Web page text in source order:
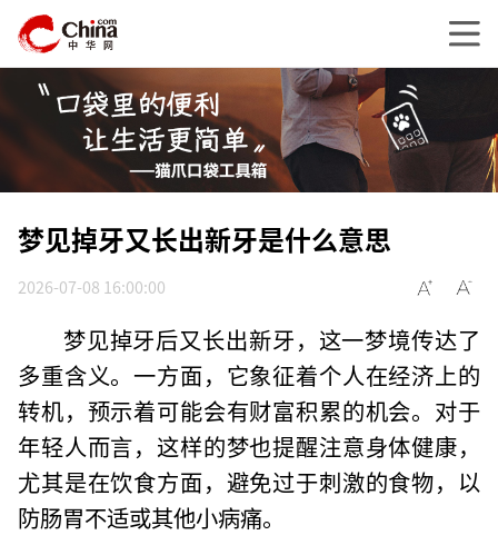
梦见掉牙又长出新牙是什么意思
2026-07-08 16:00:00
梦见掉牙后又长出新牙，这一梦境传达了
多重含义。一方面，它象征着个人在经济上的
转机，预示着可能会有财富积累的机会。对于
年轻人而言，这样的梦也提醒注意身体健康，
尤其是在饮食方面，避免过于刺激的食物，以
防肠胃不适或其他小病痛。